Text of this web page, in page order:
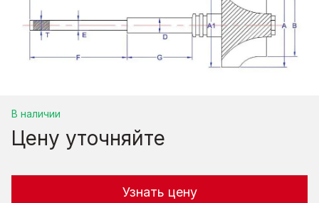
В наличии
Цену уточняйте
Узнать цену